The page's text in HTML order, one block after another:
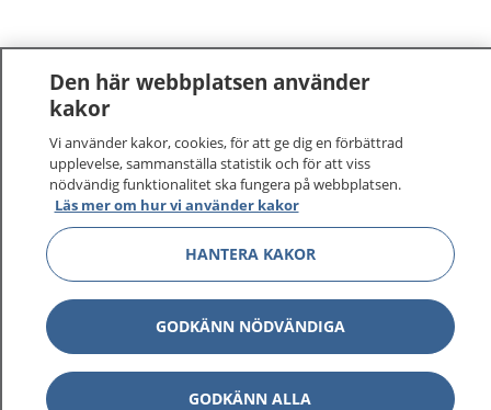
1177–tryggt om din hälsa och vård
På 1177.se får du råd om hälsa och information om
sjukdomar och vilka mottagningar du kan kontakta.
Logga in för att läsa din journal och göra dina
vårdärenden. Ring telefonnummer 1177 för
sjukvårdsrådgivning dygnet runt.
1177 ger dig råd när du vill må bättre.
Den här webbplatsen använder
kakor
Vi använder kakor, cookies, för att ge dig en förbättrad
upplevelse, sammanställa statistik och för att viss
nödvändig funktionalitet ska fungera på webbplatsen.
Läs mer om hur vi använder kakor
HANTERA KAKOR
GODKÄNN NÖDVÄNDIGA
GODKÄNN ALLA